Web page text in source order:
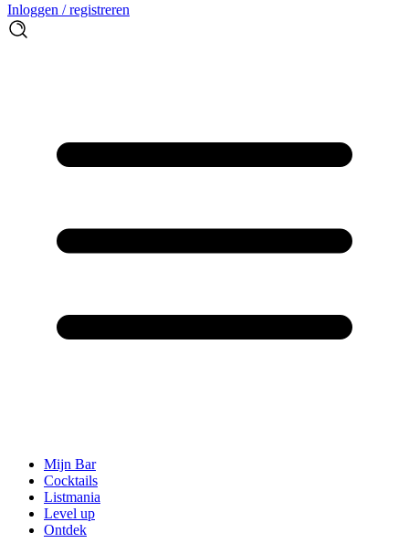
Inloggen / registreren
Mijn Bar
Cocktails
Listmania
Level up
Ontdek